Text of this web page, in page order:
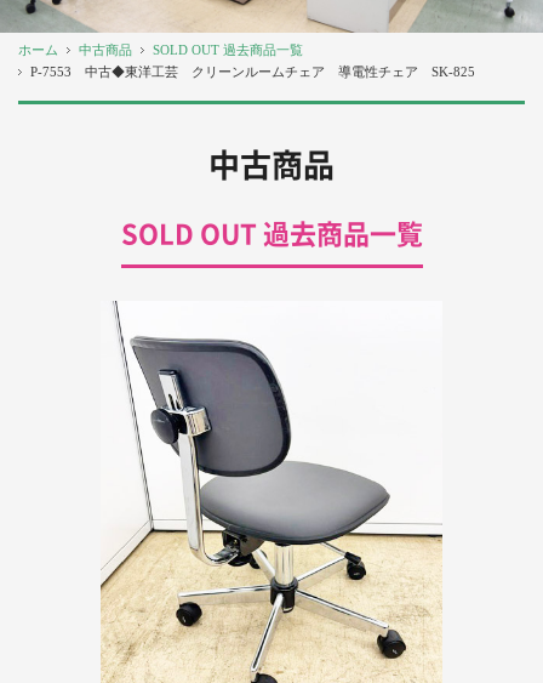
ホーム 中古商品
SOLD OUT 過去商品一覧
P-7553 中古◆東洋工芸 クリーンルームチェア 導電性チェア SK-825
中古商品
SOLD OUT 過去商品一覧